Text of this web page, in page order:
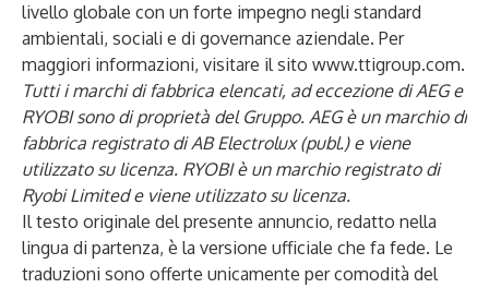
livello globale con un forte impegno negli standard
ambientali, sociali e di governance aziendale. Per
maggiori informazioni, visitare il sito www.ttigroup.com.
Tutti i marchi di fabbrica elencati, ad eccezione di AEG e
RYOBI sono di proprietà del Gruppo. AEG è un marchio di
fabbrica registrato di AB Electrolux (publ.) e viene
utilizzato su licenza. RYOBI è un marchio registrato di
Ryobi Limited e viene utilizzato su licenza.
Il testo originale del presente annuncio, redatto nella
lingua di partenza, è la versione ufficiale che fa fede. Le
traduzioni sono offerte unicamente per comodità del